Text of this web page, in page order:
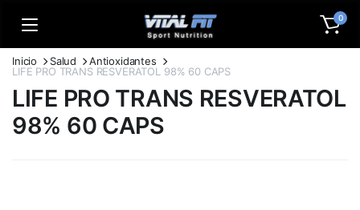
0
Inicio Salud
Antioxidantes
LIFE PRO TRANS RESVERATOL 98% 60 CAPS
LIFE PRO TRANS RESVERATOL
98% 60 CAPS